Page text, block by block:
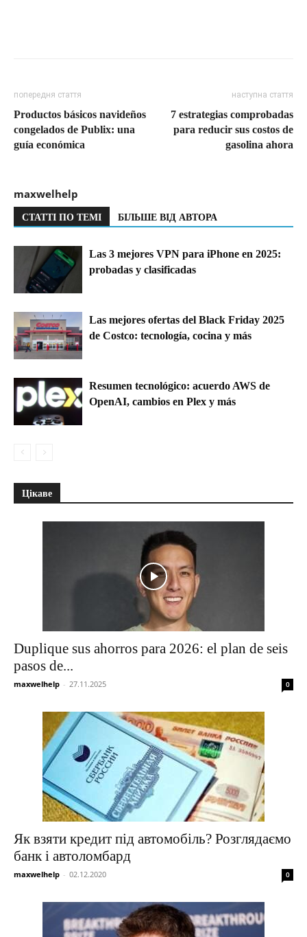
попередня стаття
Productos básicos navideños
congelados de Publix: una
guía económica
наступна стаття
7 estrategias comprobadas
para reducir sus costos de
gasolina ahora
maxwelhelp
СТАТТІ ПО ТЕМІ БІЛЬШЕ ВІД АВТОРА
Las 3 mejores VPN para iPhone en 2025:
probadas y clasificadas
Las mejores ofertas del Black Friday 2025
de Costco: tecnología, cocina y más
Resumen tecnológico: acuerdo AWS de
OpenAI, cambios en Plex y más
Цікаве
Duplique sus ahorros para 2026: el plan de seis
pasos de...
maxwelhelp - 27.11.2025 0
Як взяти кредит під автомобіль? Розглядаємо
банк і автоломбард
maxwelhelp - 02.12.2020 0